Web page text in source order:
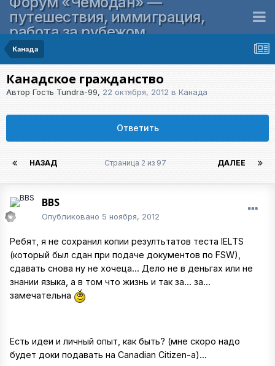
путешествия, иммиграция,
работа за рубежом
Канада
Канадское гражданство
Автор Гость Tundra-99, 22 октября, 2012 в Канада
Ответить
НАЗАД ДАЛЕЕ
Страница 2 из 97
BBS
Опубликовано 5 ноября, 2012
Ребят, я не сохранил копии резултьтатов теста IELTS
(который был сдан при подаче документов по FSW),
сдавать снова ну не хочеца... Дело не в деньгах или не
знании языка, а в том что жизнь и так за... за...
замечательна
Есть идеи и личный опыт, как быть? (мне скоро надо
будет доки подавать на Canadian Citizen-a)...